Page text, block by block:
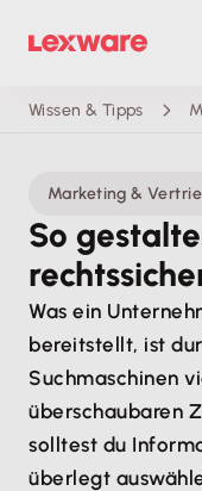
Wissen & Tipps
Marketing &
So
Was ein
bereitstellt, ist
Suchmaschinen
überschaubaren
solltest du
überlegt